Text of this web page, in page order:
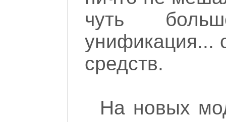
чуть
унификация...
средств.
На новых